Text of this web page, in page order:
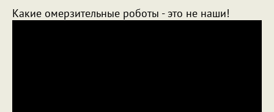
Какие омерзительные роботы - это не наши!